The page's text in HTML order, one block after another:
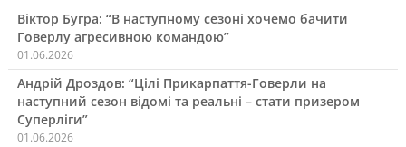
Віктор Бугра: “В наступному сезоні хочемо бачити
Говерлу агресивною командою”
01.06.2026
Андрій Дроздов: “Цілі Прикарпаття-Говерли на
наступний сезон відомі та реальні – стати призером
Суперліги”
01.06.2026